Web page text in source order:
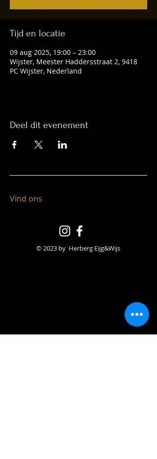
Tijd en locatie
09 aug 2025, 19:00 – 23:00
Wijster, Meester Haddersstraat 2, 9418
PC Wijster, Nederland
Deel dit evenement
Vind ons
© 2023 by Herberg Eijg&Wijs